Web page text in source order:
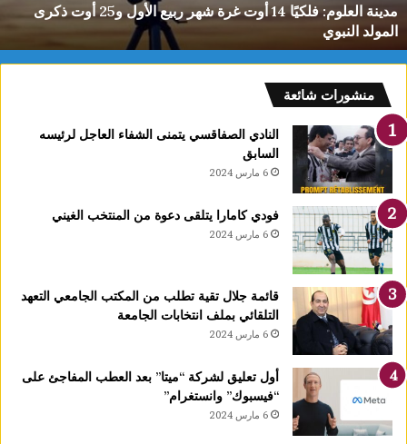
مدينة العلوم: فلكيًا 14 أوت غرة شهر ربيع الأول و25 أوت ذكرى
النبوي
10
سنوات
منشورات شائعة
النادي الصفاقسي يتمنى الشفاء العاجل لرئيسه
السابق
6 مارس 2024
فودي كامارا يتلقى دعوة من المنتخب الغيني
6 مارس 2024
قائمة جلال تقية تطلب من المكتب الجامعي التعهد
التلقائي بملف انتخابات الجامعة
6 مارس 2024
أول تعليق لشركة “ميتا” بعد العطب المفاجئ على
“فيسبوك” وانستغرام”
6 مارس 2024